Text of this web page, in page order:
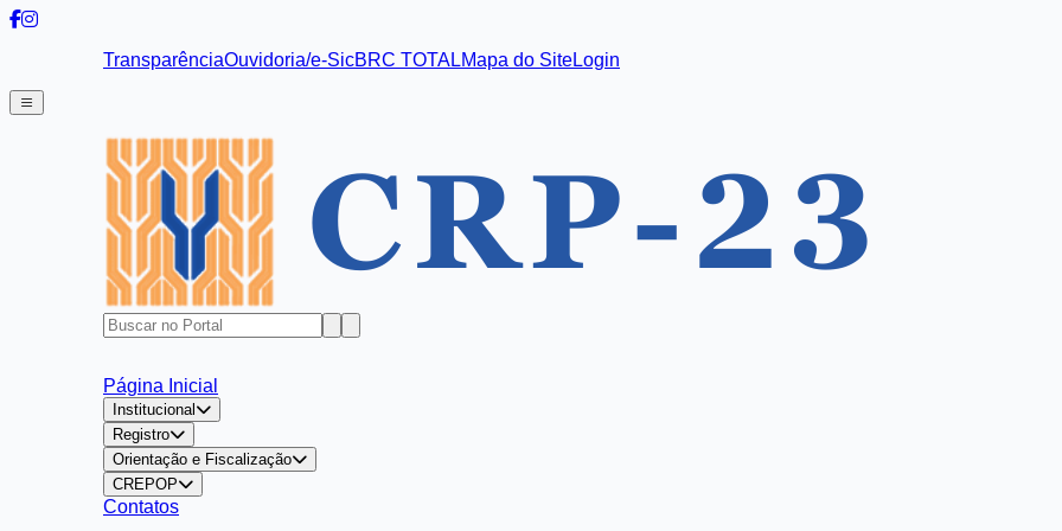
TransparênciaOuvidoria/e-SicBRC TOTALMapa do SiteLogin
Página Inicial
Institucional
Registro
Orientação e Fiscalização
CREPOP
Contatos